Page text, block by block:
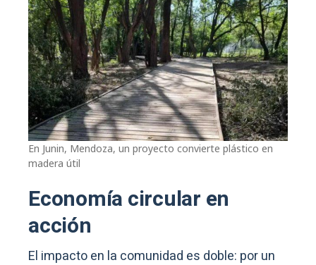
En Junin, Mendoza, un proyecto convierte plástico en
madera útil
Economía circular en
acción
El impacto en la comunidad es doble: por un